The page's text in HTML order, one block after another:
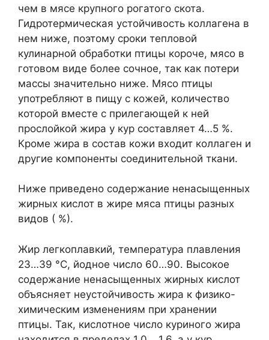
чем в мясе крупного рогатого скота.
Гидротермическая устойчивость коллагена в
нем ниже, поэтому сроки тепловой
кулинарной обработки птицы короче, мясо в
готовом виде более сочное, так как потери
массы значительно ниже. Мясо птицы
употребляют в пищу с кожей, количество
которой вместе с прилегающей к ней
прослойкой жира у кур составляет 4…5 %.
Кроме жира в состав кожи входит коллаген и
другие компоненты соединительной ткани.
Ниже приведено содержание ненасыщенных
жирных кислот в жире мяса птицы разных
видов ( %).
Жир легкоплавкий, температура плавления
23…39 °С, йодное число 60…90. Высокое
содержание ненасыщенных жирных кислот
объясняет неустойчивость жира к физико-
химическим изменениям при хранении
птицы. Так, кислотное число куриного жира